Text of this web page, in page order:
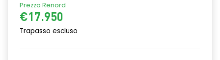
Prezzo Renord
€17.950
Trapasso escluso